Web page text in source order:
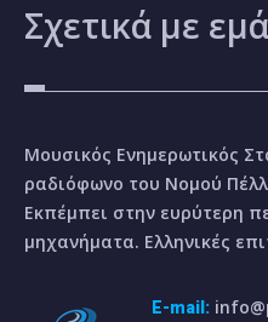
Σχετικά με
Μουσικός Ενημερωτικός
ραδιόφωνο του Νομού
Εκπέμπει στην ευρύτερη
μηχανήματα. Ελληνικές
E-mail: